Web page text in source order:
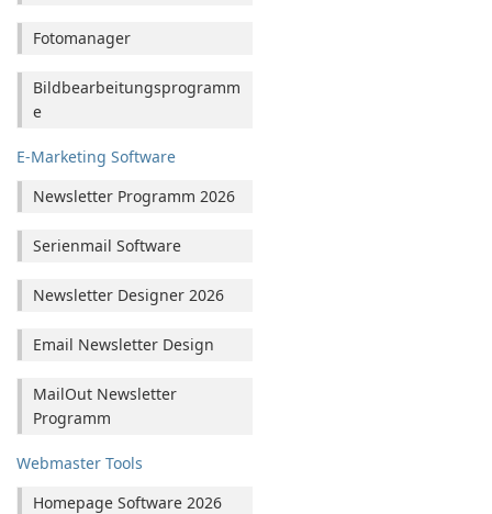
Fotomanager
Bildbearbeitungsprogramm
e
E-Marketing Software
Newsletter Programm 2026
Serienmail Software
Newsletter Designer 2026
Email Newsletter Design
MailOut Newsletter
Programm
Webmaster Tools
Homepage Software 2026